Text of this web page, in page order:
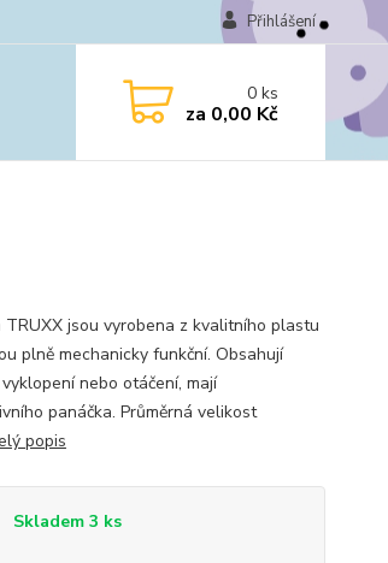
Přihlášení
0ks
za 0,00 Kč
TRUXX jsou vyrobena z kvalitního plastu
plně mechanicky funkční. Obsahují
nebo otáčení, mají
panáčka. Průměrná velikost
popis
Skladem 3 ks